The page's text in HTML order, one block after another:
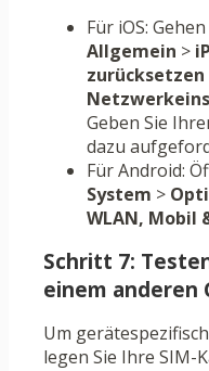
Für iOS:
Allgemein >
zurücksetzen
Geben Sie
dazu
Für Android:
System >
WLAN, Mobil
Schritt 7:
einem anderen
Um
legen Sie Ihre SIM-